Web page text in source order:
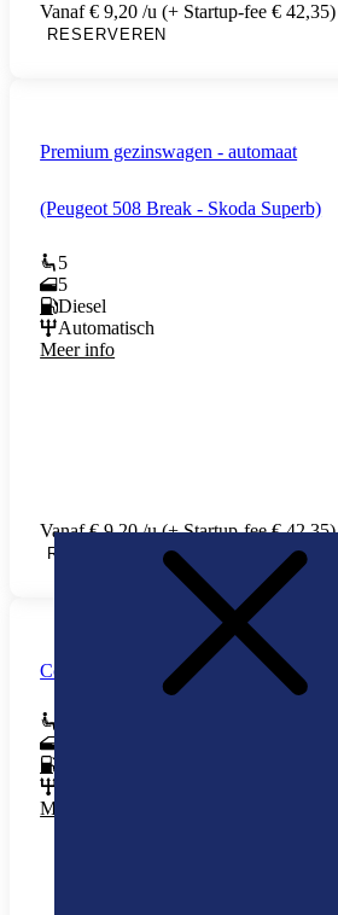
Vanaf € 9,20 /u (+ Startup-fee € 42,35)
RESERVEREN
Premium gezinswagen - automaat
(Peugeot 508 Break - Skoda Superb)
5
5
Diesel
Automatisch
Meer info
Vanaf € 9,20 /u (+ Startup-fee € 42,35)
RESERVEREN
Compact luxe - automaat
Meer info